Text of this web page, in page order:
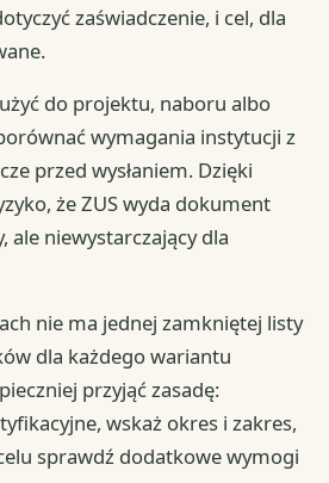
zaświadczenie, i cel, dla
do projektu, naboru albo
wymagania instytucji z
przed wysłaniem. Dzięki
że ZUS wyda dokument
niewystarczający dla
nie ma jednej zamkniętej listy
dla każdego wariantu
przyjąć zasadę:
wskaż okres i zakres,
sprawdź dodatkowe wymogi